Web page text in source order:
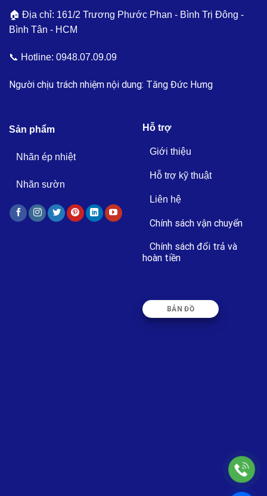
🏠 Địa chỉ: 161/2 Trương Phước Phan - Bình Trị Đông -
Bình Tân - HCM
📞 Hotline: 0948.07.09.09
Người chịu trách nhiệm nội dung: Tăng Đức Hưng
Sản phẩm
Nhãn ép nhiệt
Nhãn sườn
Hỗ trợ
Giới thiệu
Hỗ trợ kỹ thuật
Liên hệ
Chính sách vận chuyển
Chính sách đổi trả và
hoàn tiền
BẢN ĐỒ